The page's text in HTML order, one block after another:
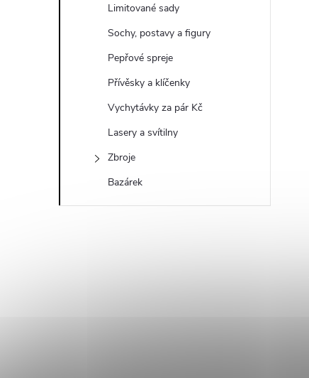
Limitované sady
Sochy, postavy a figury
Pepřové spreje
Přívěsky a klíčenky
Vychytávky za pár Kč
Lasery a svítilny
Zbroje
Bazárek